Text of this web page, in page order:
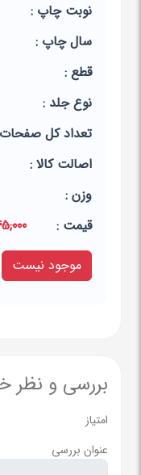
نوبت چاپ :
سال چاپ :
قطع :
نوع جلد :
تعداد کل
اصالت کالا :
وزن :
قيمت :
45,000
موجود نیست
بررسی و نظر
امتیاز
عنوان بررسی